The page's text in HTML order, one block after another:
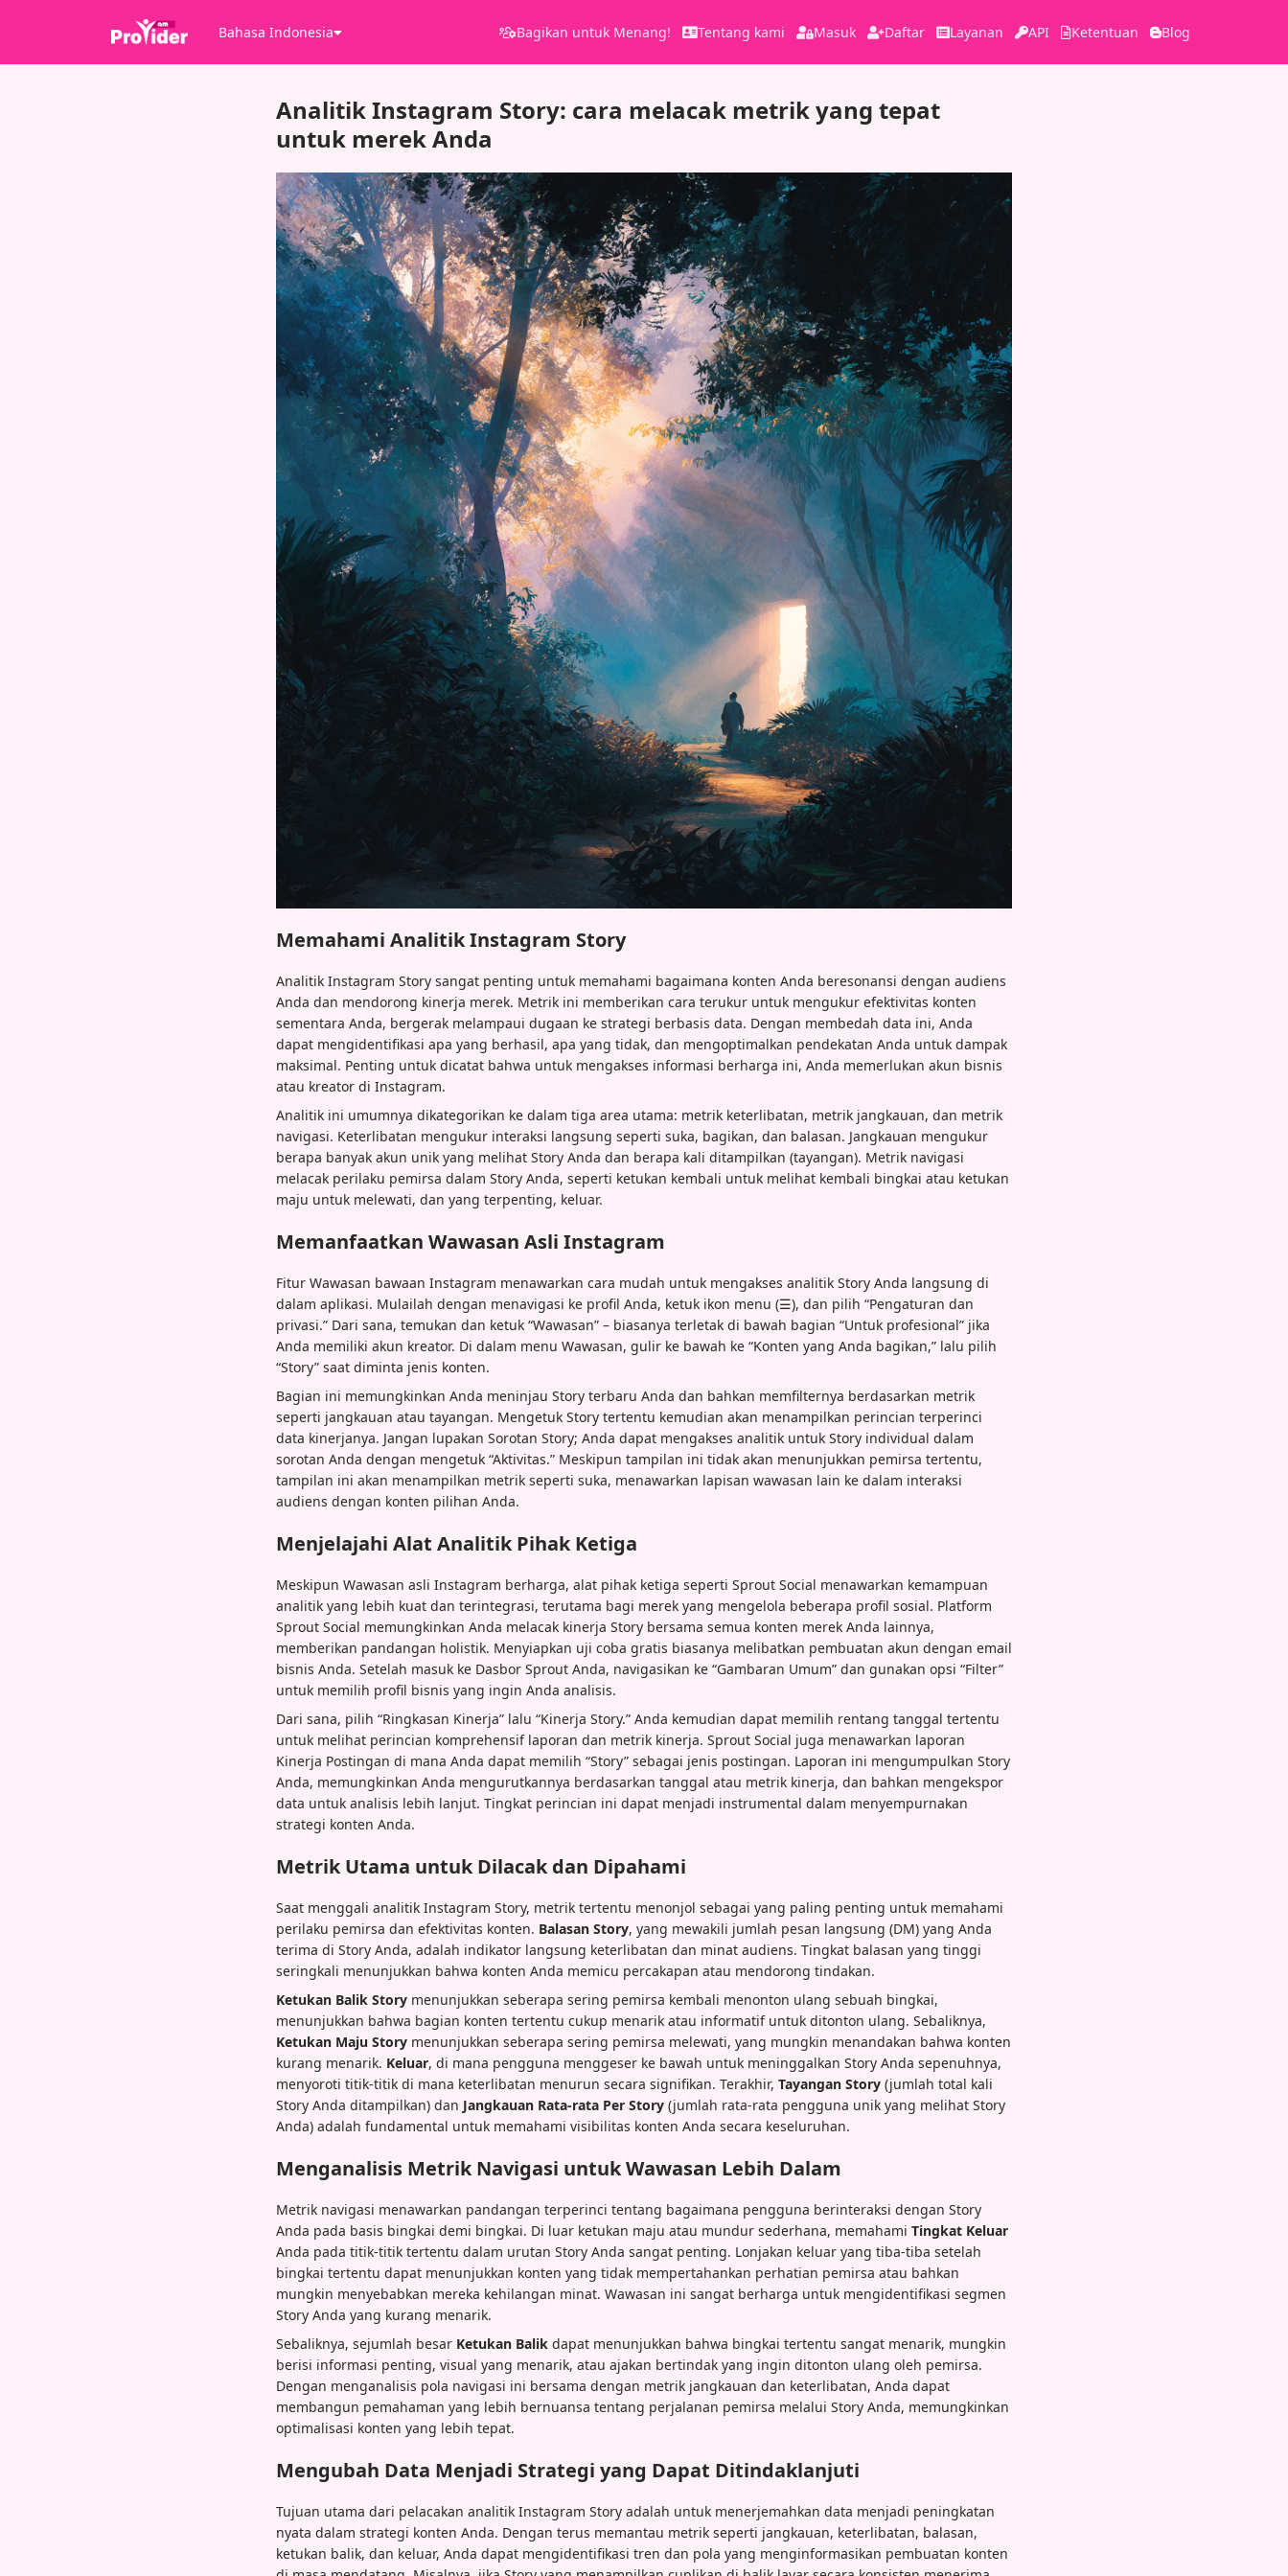
Bahasa Indonesia Bagikan untuk Menang! Tentang kami Masuk Daftar Layanan API Ketentuan Blog
Analitik Instagram Story: cara melacak metrik yang tepat
untuk merek Anda
Memahami Analitik Instagram Story
Analitik Instagram Story sangat penting untuk memahami bagaimana konten Anda beresonansi dengan audiens
Anda dan mendorong kinerja merek. Metrik ini memberikan cara terukur untuk mengukur efektivitas konten
sementara Anda, bergerak melampaui dugaan ke strategi berbasis data. Dengan membedah data ini, Anda
dapat mengidentifikasi apa yang berhasil, apa yang tidak, dan mengoptimalkan pendekatan Anda untuk dampak
maksimal. Penting untuk dicatat bahwa untuk mengakses informasi berharga ini, Anda memerlukan akun bisnis
atau kreator di Instagram.
Analitik ini umumnya dikategorikan ke dalam tiga area utama: metrik keterlibatan, metrik jangkauan, dan metrik
navigasi. Keterlibatan mengukur interaksi langsung seperti suka, bagikan, dan balasan. Jangkauan mengukur
berapa banyak akun unik yang melihat Story Anda dan berapa kali ditampilkan (tayangan). Metrik navigasi
melacak perilaku pemirsa dalam Story Anda, seperti ketukan kembali untuk melihat kembali bingkai atau ketukan
maju untuk melewati, dan yang terpenting, keluar.
Memanfaatkan Wawasan Asli Instagram
Fitur Wawasan bawaan Instagram menawarkan cara mudah untuk mengakses analitik Story Anda langsung di
dalam aplikasi. Mulailah dengan menavigasi ke profil Anda, ketuk ikon menu (☰), dan pilih “Pengaturan dan
privasi.” Dari sana, temukan dan ketuk “Wawasan” – biasanya terletak di bawah bagian “Untuk profesional” jika
Anda memiliki akun kreator. Di dalam menu Wawasan, gulir ke bawah ke “Konten yang Anda bagikan,” lalu pilih
“Story” saat diminta jenis konten.
Bagian ini memungkinkan Anda meninjau Story terbaru Anda dan bahkan memfilternya berdasarkan metrik
seperti jangkauan atau tayangan. Mengetuk Story tertentu kemudian akan menampilkan perincian terperinci
data kinerjanya. Jangan lupakan Sorotan Story; Anda dapat mengakses analitik untuk Story individual dalam
sorotan Anda dengan mengetuk “Aktivitas.” Meskipun tampilan ini tidak akan menunjukkan pemirsa tertentu,
tampilan ini akan menampilkan metrik seperti suka, menawarkan lapisan wawasan lain ke dalam interaksi
audiens dengan konten pilihan Anda.
Menjelajahi Alat Analitik Pihak Ketiga
Meskipun Wawasan asli Instagram berharga, alat pihak ketiga seperti Sprout Social menawarkan kemampuan
analitik yang lebih kuat dan terintegrasi, terutama bagi merek yang mengelola beberapa profil sosial. Platform
Sprout Social memungkinkan Anda melacak kinerja Story bersama semua konten merek Anda lainnya,
memberikan pandangan holistik. Menyiapkan uji coba gratis biasanya melibatkan pembuatan akun dengan email
bisnis Anda. Setelah masuk ke Dasbor Sprout Anda, navigasikan ke “Gambaran Umum” dan gunakan opsi “Filter”
untuk memilih profil bisnis yang ingin Anda analisis.
Dari sana, pilih “Ringkasan Kinerja” lalu “Kinerja Story.” Anda kemudian dapat memilih rentang tanggal tertentu
untuk melihat perincian komprehensif laporan dan metrik kinerja. Sprout Social juga menawarkan laporan
Kinerja Postingan di mana Anda dapat memilih “Story” sebagai jenis postingan. Laporan ini mengumpulkan Story
Anda, memungkinkan Anda mengurutkannya berdasarkan tanggal atau metrik kinerja, dan bahkan mengekspor
data untuk analisis lebih lanjut. Tingkat perincian ini dapat menjadi instrumental dalam menyempurnakan
strategi konten Anda.
Metrik Utama untuk Dilacak dan Dipahami
Saat menggali analitik Instagram Story, metrik tertentu menonjol sebagai yang paling penting untuk memahami
perilaku pemirsa dan efektivitas konten. Balasan Story, yang mewakili jumlah pesan langsung (DM) yang Anda
terima di Story Anda, adalah indikator langsung keterlibatan dan minat audiens. Tingkat balasan yang tinggi
seringkali menunjukkan bahwa konten Anda memicu percakapan atau mendorong tindakan.
Ketukan Balik Story menunjukkan seberapa sering pemirsa kembali menonton ulang sebuah bingkai,
menunjukkan bahwa bagian konten tertentu cukup menarik atau informatif untuk ditonton ulang. Sebaliknya,
Ketukan Maju Story menunjukkan seberapa sering pemirsa melewati, yang mungkin menandakan bahwa konten
kurang menarik. Keluar, di mana pengguna menggeser ke bawah untuk meninggalkan Story Anda sepenuhnya,
menyoroti titik-titik di mana keterlibatan menurun secara signifikan. Terakhir, Tayangan Story (jumlah total kali
Story Anda ditampilkan) dan Jangkauan Rata-rata Per Story (jumlah rata-rata pengguna unik yang melihat Story
Anda) adalah fundamental untuk memahami visibilitas konten Anda secara keseluruhan.
Menganalisis Metrik Navigasi untuk Wawasan Lebih Dalam
Metrik navigasi menawarkan pandangan terperinci tentang bagaimana pengguna berinteraksi dengan Story
Anda pada basis bingkai demi bingkai. Di luar ketukan maju atau mundur sederhana, memahami Tingkat Keluar
Anda pada titik-titik tertentu dalam urutan Story Anda sangat penting. Lonjakan keluar yang tiba-tiba setelah
bingkai tertentu dapat menunjukkan konten yang tidak mempertahankan perhatian pemirsa atau bahkan
mungkin menyebabkan mereka kehilangan minat. Wawasan ini sangat berharga untuk mengidentifikasi segmen
Story Anda yang kurang menarik.
Sebaliknya, sejumlah besar Ketukan Balik dapat menunjukkan bahwa bingkai tertentu sangat menarik, mungkin
berisi informasi penting, visual yang menarik, atau ajakan bertindak yang ingin ditonton ulang oleh pemirsa.
Dengan menganalisis pola navigasi ini bersama dengan metrik jangkauan dan keterlibatan, Anda dapat
membangun pemahaman yang lebih bernuansa tentang perjalanan pemirsa melalui Story Anda, memungkinkan
optimalisasi konten yang lebih tepat.
Mengubah Data Menjadi Strategi yang Dapat Ditindaklanjuti
Tujuan utama dari pelacakan analitik Instagram Story adalah untuk menerjemahkan data menjadi peningkatan
nyata dalam strategi konten Anda. Dengan terus memantau metrik seperti jangkauan, keterlibatan, balasan,
ketukan balik, dan keluar, Anda dapat mengidentifikasi tren dan pola yang menginformasikan pembuatan konten